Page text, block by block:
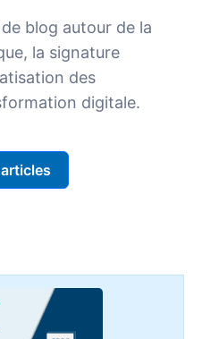
blog autour de la
la signature
des
digitale.